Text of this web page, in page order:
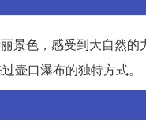
景色，感受到大自然的
壶口瀑布的独特方式。